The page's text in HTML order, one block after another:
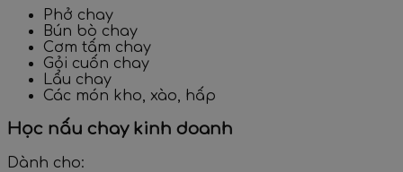
Phở chay
Bún bò chay
Cơm tấm chay
Gỏi cuốn chay
Lẩu chay
Các món kho, xào, hấp
Học nấu chay kinh doanh
Dành cho: